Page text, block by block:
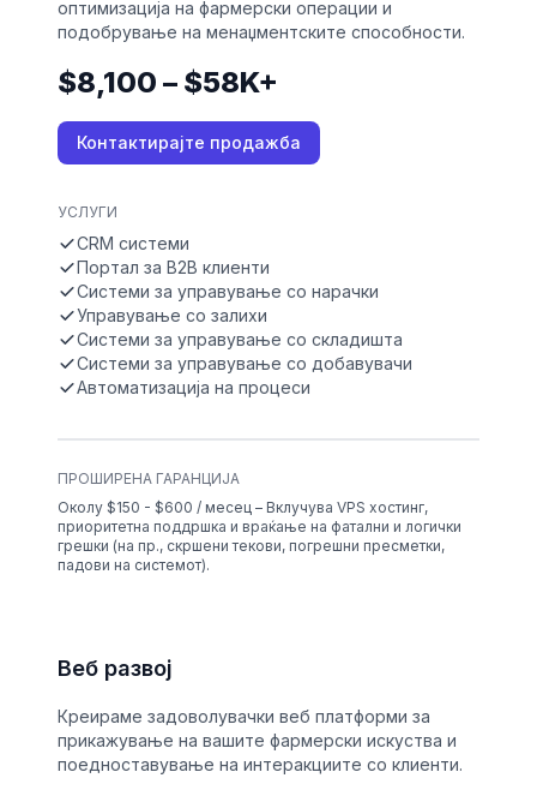
оптимизација на фармерски операции и
подобрување на менаџментските способности.
$8,100 – $58K+
Контактирајте продажба
УСЛУГИ
CRM системи
Портал за B2B клиенти
Системи за управување со нарачки
Управување со залихи
Системи за управување со складишта
Системи за управување со добавувачи
Автоматизација на процеси
ПРОШИРЕНА ГАРАНЦИЈА
Околу $150 - $600 / месец – Вклучува VPS хостинг,
приоритетна поддршка и враќање на фатални и логички
грешки (на пр., скршени текови, погрешни пресметки,
падови на системот).
Веб развој
Креираме задоволувачки веб платформи за
прикажување на вашите фармерски искуства и
поедноставување на интеракциите со клиенти.